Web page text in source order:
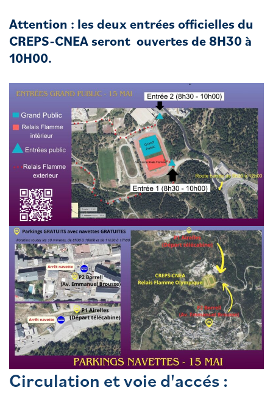
Attention : les deux entrées officielles du
CREPS-CNEA seront ouvertes de 8H30 à
10H00.
Circulation et voie d'accés :